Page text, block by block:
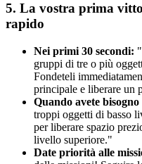
5. La vostra prima
rapido
Nei primi 30 secondi:
gruppi di tre o più
Fondeteli
principale e liberare un
Quando avete
troppi oggetti di basso
per liberare spazio
livello superiore."
Date priorità alle